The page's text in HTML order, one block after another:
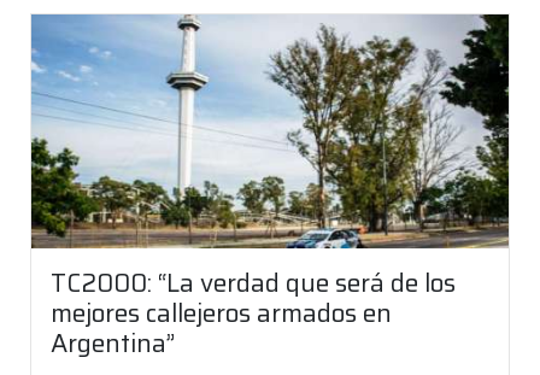
TC2000: “La verdad que será de los
mejores callejeros armados en
Argentina”